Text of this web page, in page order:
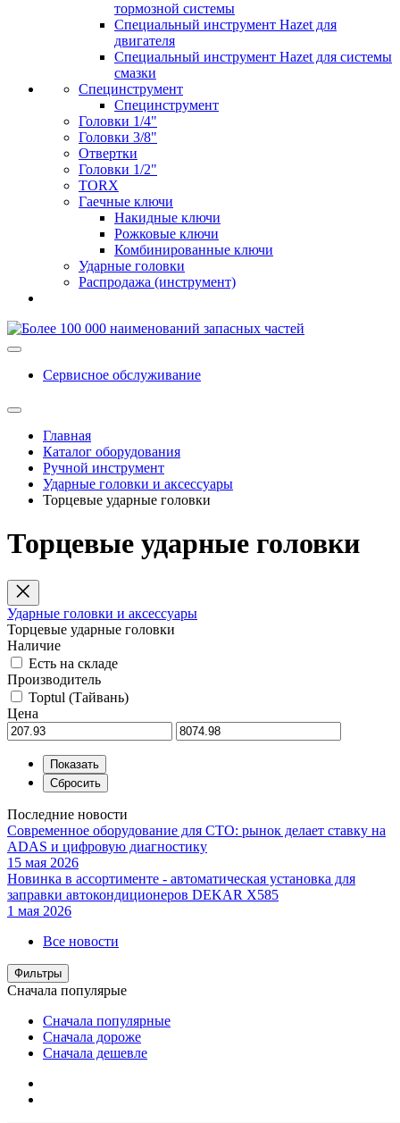
тормозной системы
Специальный инструмент Hazet для
двигателя
Специальный инструмент Hazet для системы
смазки
Специнструмент
Специнструмент
Головки 1/4"
Головки 3/8"
Отвертки
Головки 1/2"
TORX
Гаечные ключи
Накидные ключи
Рожковые ключи
Комбинированные ключи
Ударные головки
Распродажа (инструмент)
Сервисное обслуживание
Главная
Каталог оборудования
Ручной инструмент
Ударные головки и аксессуары
Торцевые ударные головки
Торцевые ударные головки
Ударные головки и аксессуары
Торцевые ударные головки
Наличие
Есть на складе
Производитель
Toptul (Тайвань)
Цена
Последние новости
Современное оборудование для СТО: рынок делает ставку на
ADAS и цифровую диагностику
15 мая 2026
Новинка в ассортименте - автоматическая установка для
заправки автокондиционеров DEKAR X585
1 мая 2026
Все новости
Фильтры
Сначала популярые
Сначала популярные
Сначала дороже
Сначала дешевле